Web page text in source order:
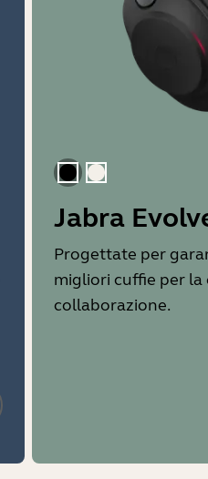
NeroBeige oro
Jabra
Progettate per
migliori cuffie per
collaborazione.